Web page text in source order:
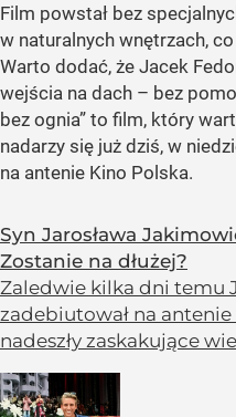
Film powstał bez
w naturalnych wnętrzach,
Warto dodać, że Jacek
wejścia na dach – bez
bez ognia” to film, który
nadarzy się już dziś, w
na antenie Kino Polska.
Syn Jarosława
Zostanie na dłużej?
Zaledwie kilka dni temu
zadebiutował na
nadeszły zaskakujące